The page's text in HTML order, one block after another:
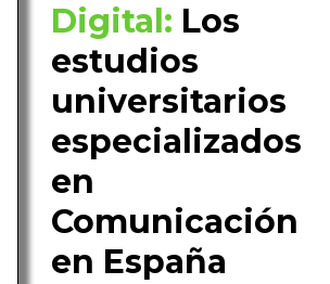
Digital: Los
estudios
universitarios
especializados
en
Comunicación
en España